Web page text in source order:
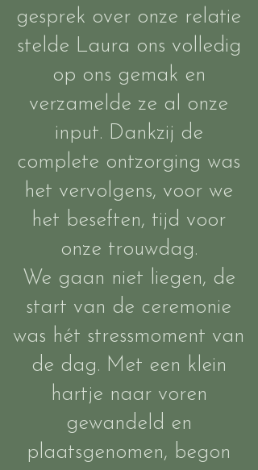
gesprek over onze relatie
stelde Laura ons volledig
op ons gemak en
verzamelde ze al onze
input. Dankzij de
complete ontzorging was
het vervolgens, voor we
het beseften, tijd voor
onze trouwdag.
We gaan niet liegen, de
start van de ceremonie
was hét stressmoment van
de dag. Met een klein
hartje naar voren
gewandeld en
plaatsgenomen, begon